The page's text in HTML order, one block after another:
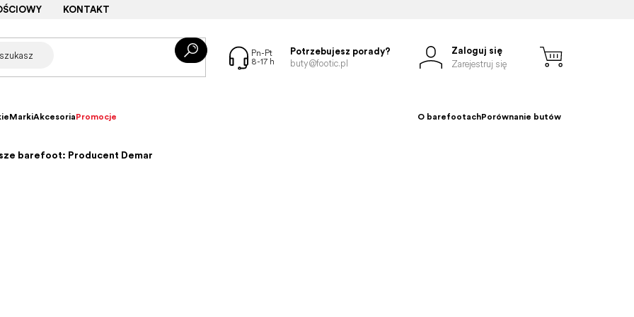
KONTAKT
Potrzebujesz porady?
buty@footic.pl
Zaloguj się
Zarejestruj się
MarkiAkcesoriaPromocje O barefootachPorównanie butów
barefoot: Producent Demar